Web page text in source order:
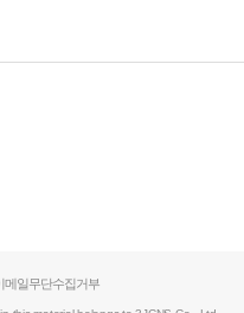
메일무단수집거부